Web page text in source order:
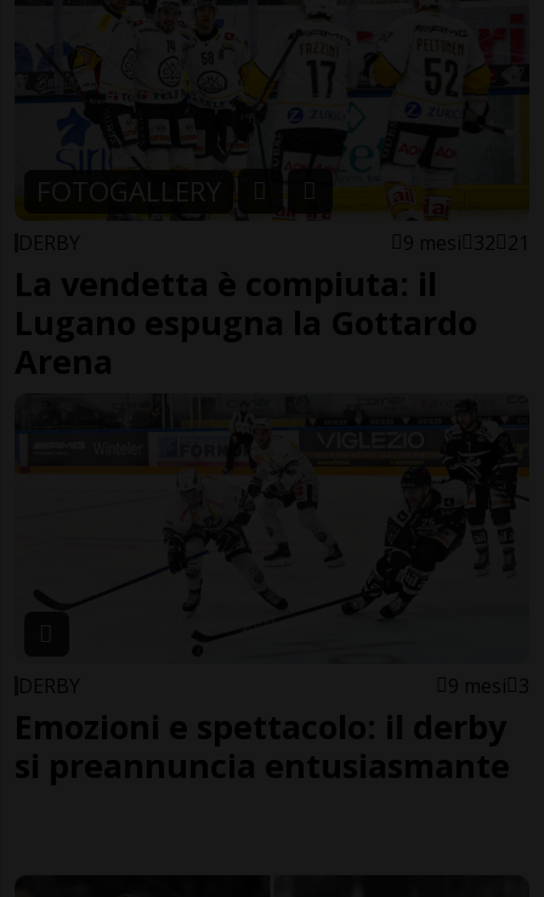
FOTOGALLERY
DERBY 9 mesi 32 21
La vendetta è compiuta: il
Lugano espugna la Gottardo
Arena
DERBY 9 mesi 3
Emozioni e spettacolo: il derby
si preannuncia entusiasmante